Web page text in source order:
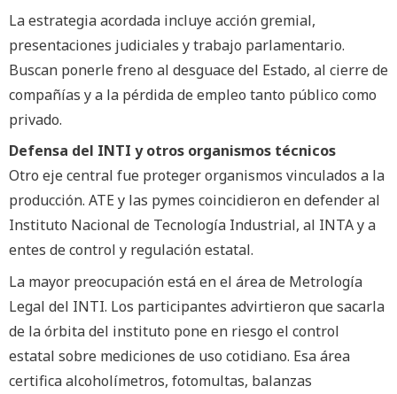
La estrategia acordada incluye acción gremial,
presentaciones judiciales y trabajo parlamentario.
Buscan ponerle freno al desguace del Estado, al cierre de
compañías y a la pérdida de empleo tanto público como
privado.
Defensa del INTI y otros organismos técnicos
Otro eje central fue proteger organismos vinculados a la
producción. ATE y las pymes coincidieron en defender al
Instituto Nacional de Tecnología Industrial, al INTA y a
entes de control y regulación estatal.
La mayor preocupación está en el área de Metrología
Legal del INTI. Los participantes advirtieron que sacarla
de la órbita del instituto pone en riesgo el control
estatal sobre mediciones de uso cotidiano. Esa área
certifica alcoholímetros, fotomultas, balanzas